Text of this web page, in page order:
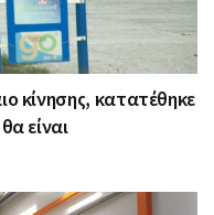
κίνησης, κατατέθηκε
είναι